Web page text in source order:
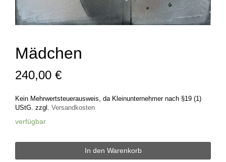
Mädchen
240,00 €
Kein Mehrwertsteuerausweis, da Kleinunternehmer nach §19 (1)
UStG. zzgl. Versandkosten
verfügbar
Menge
In den Warenkorb